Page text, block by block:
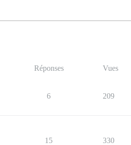
Réponses Vues
6 209
15 330